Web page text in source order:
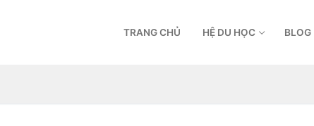
TRANG CHỦ HỆ DU HỌC BLOG